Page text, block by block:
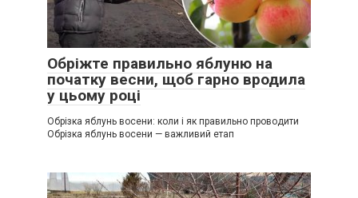
Обріжте правильно яблуню на
початку весни, щоб гарно вродила
у цьому році
Обрізка яблунь восени: коли і як правильно проводити
Обрізка яблунь восени — важливий етап